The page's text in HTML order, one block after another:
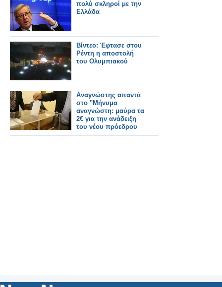
πολύ σκληροί με την
Ελλάδα
Βίντεο: Έφτασε στου
Ρέντη η αποστολή
του Ολυμπιακού
Αναγνώστης απαντά
στο "Μήνυμα
αναγνώστη: μαύρα τα
2€ για την ανάδειξη
του νέου πρόεδρου
μας "